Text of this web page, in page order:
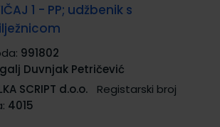
1 - PP; udžbenik s
991802
Duvnjak Petričević
SCRIPT d.o.o.
Registarski broj
4015